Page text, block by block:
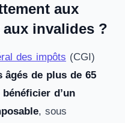
aux
aux invalides ?
des impôts (CGI)
âgés de plus de 65
d’un
, sous